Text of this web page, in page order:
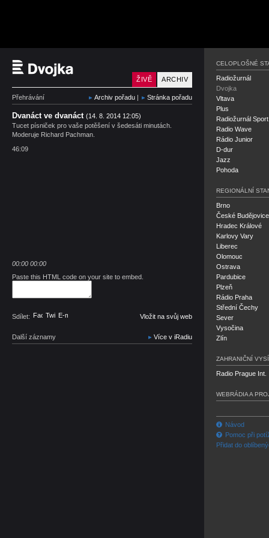
Český rozhlas Dvojka
ARCHIV
ŽIVĚ
Přehrávání Archiv pořadu | Stránka pořadu
Dvanáct ve dvanáct (14. 8. 2014 12:05)
Tucet písniček pro vaše potěšení v šedesáti minutách.
Moderuje Richard Pachman.
46:09
00:00 00:00
Paste this HTML code on your site to embed.
Sdílet: Facebook
TwitterE-mail Vložit na svůj web
Další záznamy Více v iRadiu
CELOPLOŠNÉ
Radiožurnál
Dvojka
Vltava
Plus
Radiožurnál Sport
Radio Wave
Rádio Junior
D-dur
Jazz
Pohoda
REGIONÁLNÍ
Brno
České Budějovice
Hradec Králové
Karlovy Vary
Liberec
Olomouc
Ostrava
Pardubice
Plzeň
Rádio Praha
Střední Čechy
Sever
Vysočina
Zlín
ZAHRANIČNÍ
Radio Prague Int.
WEBRÁDIA A
Návod
Pomoc při
Přidat do